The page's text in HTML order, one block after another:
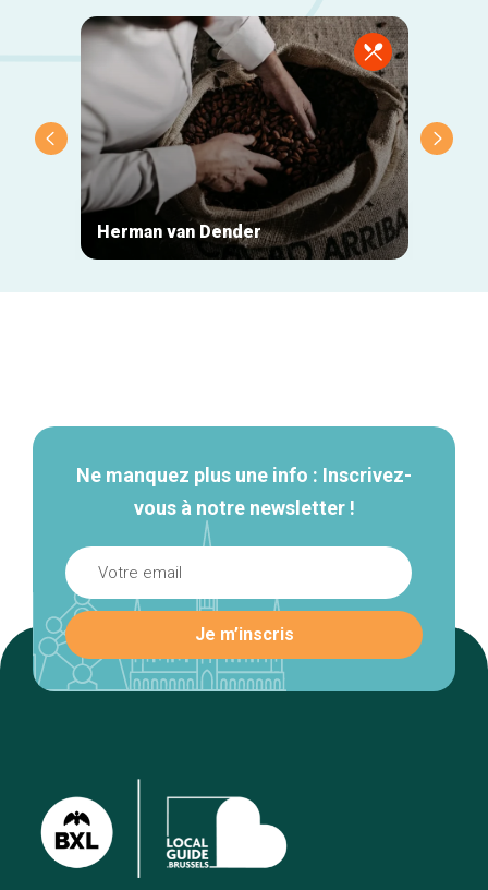
Herman van Dender
Ne manquez plus une info : Inscrivez-
vous à notre newsletter !